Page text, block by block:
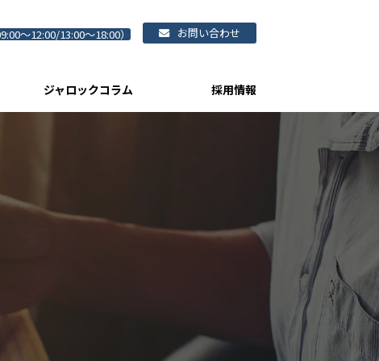
～12:00/13:00～18:00） お問い合わせ
ジャロックコラム 採用情報